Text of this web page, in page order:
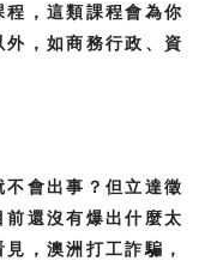
，這類課程會為你
，如商務行政、資
會出事？但立達徵
還沒有爆出什麼太
，澳洲打工詐騙，